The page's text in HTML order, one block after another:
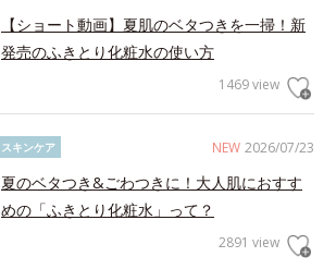
【ショート動画】夏肌のベタつきを一掃！新
発売のふきとり化粧水の使い方
1469 view
NEW 2026/07/23
スキンケア
夏のベタつき&ごわつきに！大人肌におすす
めの「ふきとり化粧水」って？
2891 view